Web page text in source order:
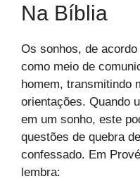
Na Bíblia
Os sonhos, de
como meio de
homem, transmitindo
orientações. Quando
em um sonho, este
questões de quebra
confessado. Em
lembra: